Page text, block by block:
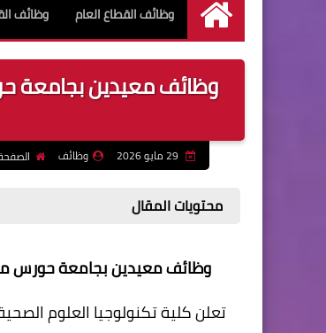
الرئيسية
وظائف القطاع العام وظائف
وظائف معيدين بجامعة
وظائف
محتويات المقال
وظائف معيدين بجامعة حورس مصر
تعلن كلية تكنولوجيا العلوم